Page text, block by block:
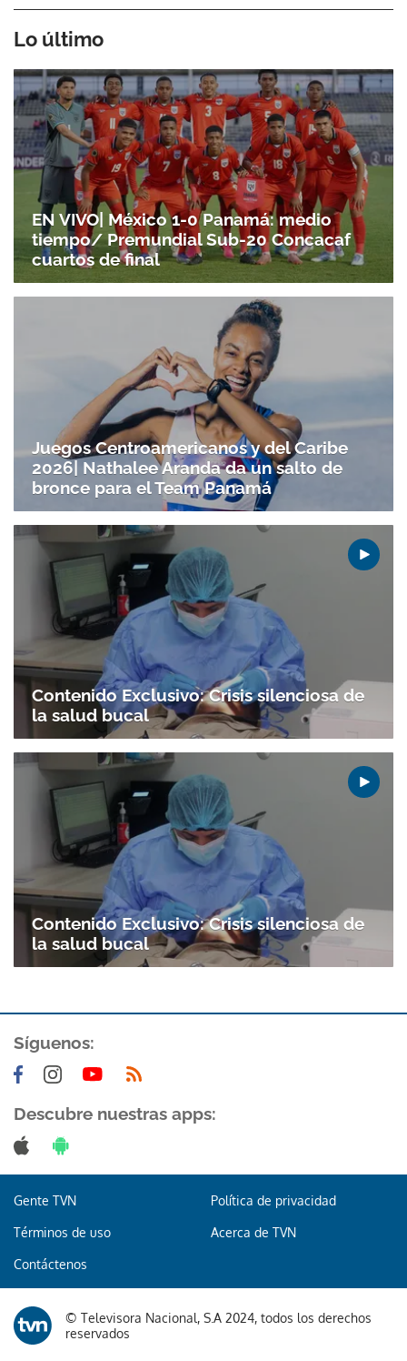
Gracias por suscribirte a nuestro boletín.
ACEPTAR
Lo último
EN VIVO| México 1-0 Panamá: medio
tiempo/ Premundial Sub-20 Concacaf
cuartos de final
Juegos Centroamericanos y del Caribe
2026| Nathalee Aranda da un salto de
bronce para el Team Panamá
Contenido Exclusivo: Crisis silenciosa de
la salud bucal
Contenido Exclusivo: Crisis silenciosa de
la salud bucal
Síguenos:
Descubre nuestras apps:
Gente TVN Política de privacidad
Términos de uso Acerca de TVN
Contáctenos
© Televisora Nacional, S.A 2024, todos los derechos
reservados